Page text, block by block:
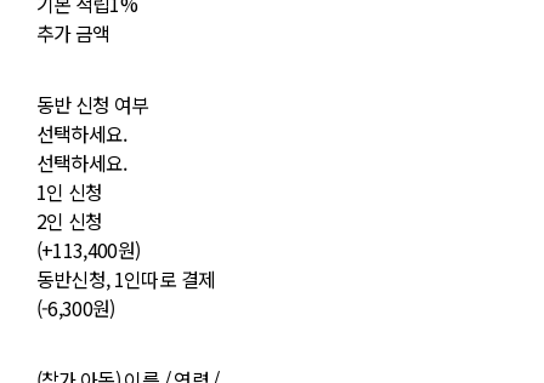
추가 금액
동반 신청 여부
선택하세요.
선택하세요.
1인 신청
2인 신청
(+113,400원)
동반신청, 1인따로 결제
(-6,300원)